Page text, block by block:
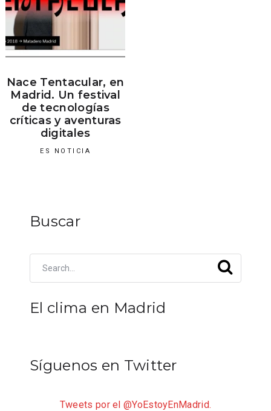
Nace Tentacular, en
Madrid. Un festival
de tecnologías
críticas y aventuras
digitales
ES NOTICIA
Buscar
El clima en Madrid
Síguenos en Twitter
Tweets por el @YoEstoyEnMadrid.